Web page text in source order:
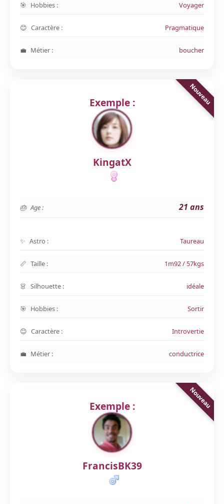
Hobbies : Voyager
Caractère : Pragmatique
Métier : boucher
Exemple :
KingatX
Age : 21 ans
Astro : Taureau
Taille : 1m92 / 57kgs
Silhouette : idéale
Hobbies : Sortir
Caractère : Introvertie
Métier : conductrice
Exemple :
FrancisBK39